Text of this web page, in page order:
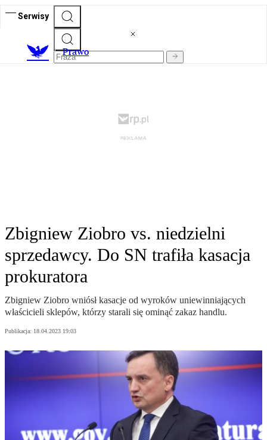
Serwisy
Prawo
Zbigniew Ziobro vs. niedzielni
sprzedawcy. Do SN trafiła kasacja
prokuratora
Zbigniew Ziobro wniósł kasacje od wyroków uniewinniających
właścicieli sklepów, którzy starali się ominąć zakaz handlu.
Publikacja: 18.04.2023 19:03